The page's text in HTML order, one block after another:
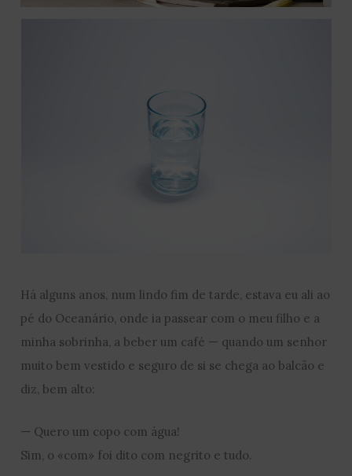
Há alguns anos, num lindo fim de tarde, estava eu ali ao
pé do Oceanário, onde ia passear com o meu filho e a
minha sobrinha, a beber um café — quando um senhor
muito bem vestido e seguro de si se chega ao balcão e
diz, bem alto:
— Quero um copo com água!
Sim, o «com» foi dito com negrito e tudo.